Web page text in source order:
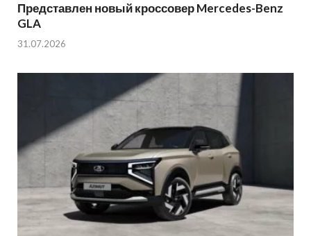
Представлен новый кроссовер Mercedes-Benz
GLA
31.07.2026